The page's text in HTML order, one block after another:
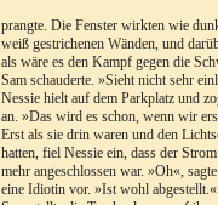
prangte. Die Fenster wirkten wie
weiß gestrichenen Wänden, und
als wäre es den Kampf gegen die
Sam schauderte. »Sieht nicht sehr
Nessie hielt auf dem Parkplatz und
an. »Das wird es schon, wenn wir
Erst als sie drin waren und den
hatten, fiel Nessie ein, dass der
mehr angeschlossen war. »Oh«,
eine Idiotin vor. »Ist wohl abgestellt.«